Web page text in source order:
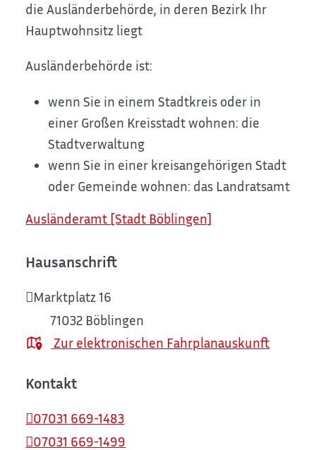
die Ausländerbehörde, in deren Bezirk Ihr
Hauptwohnsitz liegt
Ausländerbehörde ist:
wenn Sie in einem Stadtkreis oder in
einer Großen Kreisstadt wohnen: die
Stadtverwaltung
wenn Sie in einer kreisangehörigen Stadt
oder Gemeinde wohnen: das Landratsamt
Ausländeramt [Stadt Böblingen]
Hausanschrift
Marktplatz 16
71032 Böblingen
Zur elektronischen Fahrplanauskunft
Kontakt
07031 669-1483
07031 669-1499